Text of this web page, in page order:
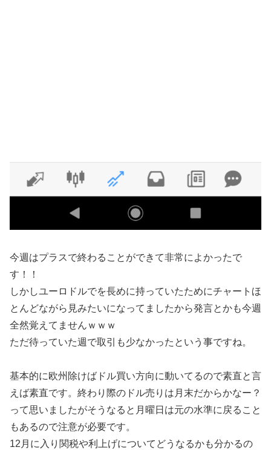
今週はプラスで終わることができて非常によかったで
す！！
しかしユーロドルでを長めに持っていたためにチャートほ
とんどながら見みたいになってましたから発言とかも今週
全然覚えてませんｗｗｗ
ただ待っていた週で取引も少なかったという事ですね。
基本的に欧州除けばドル買い方向に動いてるので素直と言
えば素直です。終わり際のドル売りは月末だからかなー？
って思いましたがそうなると月曜日は元の水準に戻ること
もあるので注意が必要です。
12月に入り関税や利上げについてどうなるかも分かるの